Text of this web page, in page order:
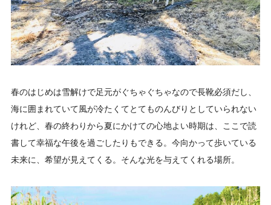
春のはじめは雪解けで足元がぐちゃぐちゃなので長靴必須だし、
海に囲まれていて風が冷たくてとてものんびりとしていられない
けれど、春の終わりから夏にかけての心地よい時期は、ここで読
書して幸福な午後を過ごしたりもできる。今向かって歩いている
未来に、希望が見えてくる。そんな光を与えてくれる場所。